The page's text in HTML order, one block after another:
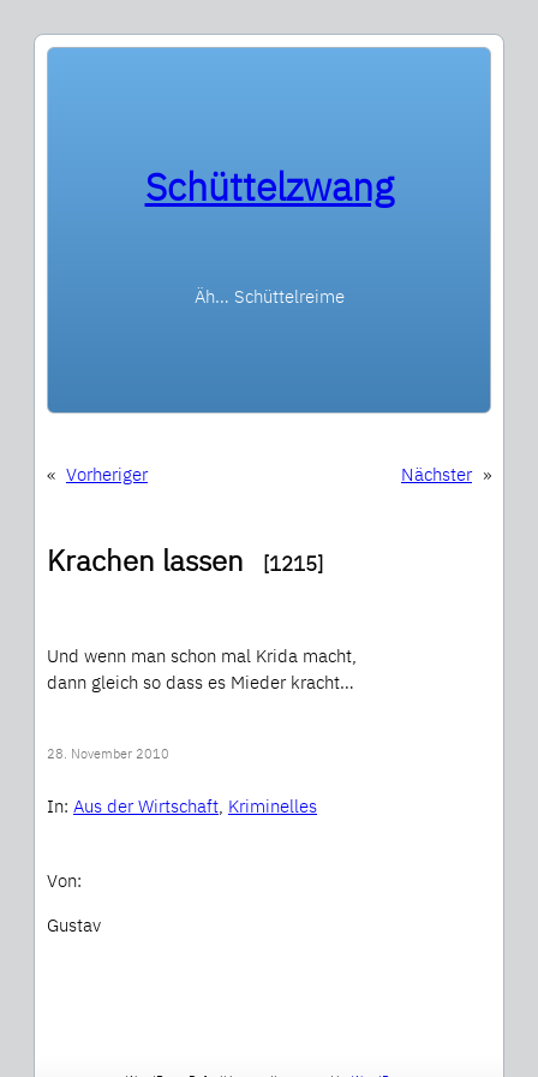
Schüttelzwang
Äh… Schüttelreime
« Vorheriger Nächster »
Krachen lassen [1215]
Und wenn man schon mal Krida macht,
dann gleich so dass es Mieder kracht…
28. November 2010
In: Aus der Wirtschaft, Kriminelles
Von:
Gustav